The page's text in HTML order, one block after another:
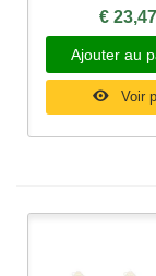
€ 23,47
Ajouter au
Voir